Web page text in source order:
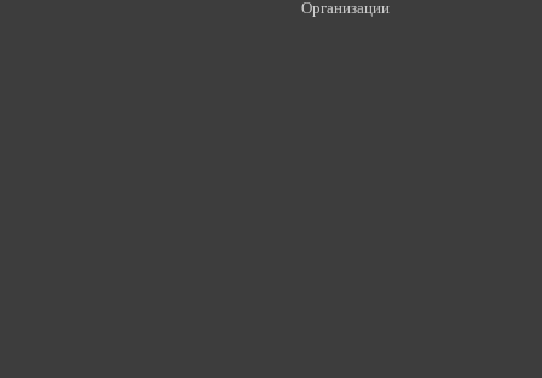
Организации